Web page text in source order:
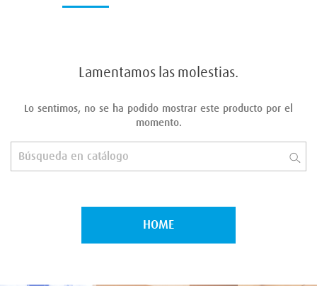
Lamentamos las molestias.
Lo sentimos, no se ha podido mostrar este producto por el
momento.
HOME